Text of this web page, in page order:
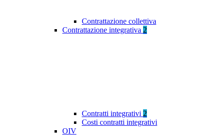
Contrattazione collettiva
Contrattazione integrativa 2
Contratti integrativi 2
Costi contratti integrativi
OIV